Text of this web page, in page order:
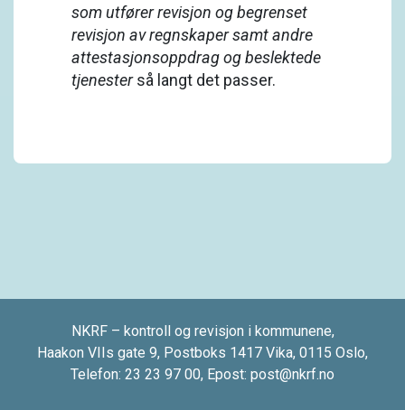
som utfører revisjon og begrenset
revisjon av regnskaper samt andre
attestasjonsoppdrag og beslektede
tjenesterså langt det passer.
NKRF – kontroll og revisjon i kommunene,
Haakon VIIs gate 9, Postboks 1417 Vika, 0115 Oslo,
Telefon: 23 23 97 00, Epost: post@nkrf.no